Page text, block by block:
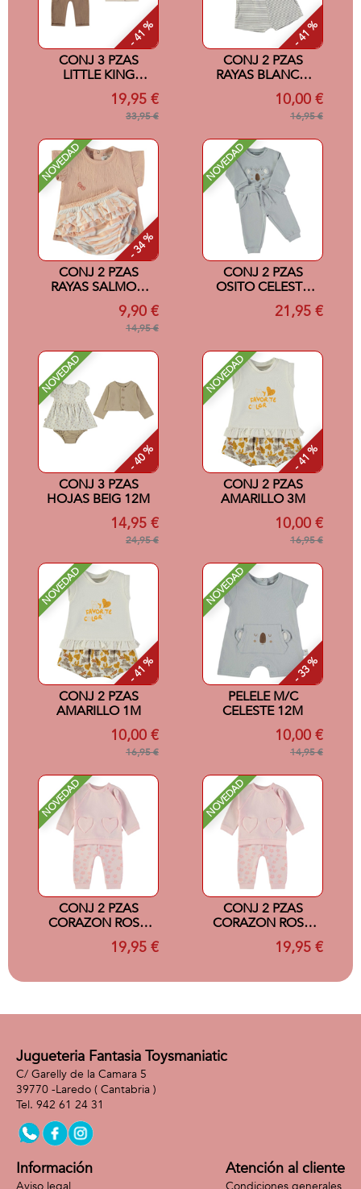
- 41 %
CONJ 3 PZAS
LITTLE KING
CRUDO 12M19,95 €
33,95 €
- 41 %
CONJ 2 PZAS
RAYAS BLANCO
10,00 €
16,95 €
NOVEDAD
- 34 %
CONJ 2 PZAS
RAYAS SALMON
9,90 €
14,95 €
NOVEDAD
CONJ 2 PZAS
OSITO CELESTE
21,95 €
NOVEDAD
- 40 %
CONJ 3 PZAS
HOJAS BEIG 12M
14,95 €
24,95 €
NOVEDAD
- 41 %
CONJ 2 PZAS
AMARILLO 3M
10,00 €
16,95 €
NOVEDAD
- 41 %
CONJ 2 PZAS
AMARILLO 1M
10,00 €
16,95 €
NOVEDAD
- 33 %
PELELE M/C
CELESTE 12M
10,00 €
14,95 €
NOVEDAD
CONJ 2 PZAS
CORAZON ROSA
19,95 €
NOVEDAD
CONJ 2 PZAS
CORAZON ROSA
19,95 €
Jugueteria Fantasia Toysmaniatic
C/ Garelly de la Camara 5
39770 -Laredo ( Cantabria )
942 61 24 31
Información Atención al cliente